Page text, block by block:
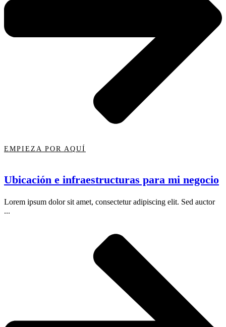
EMPIEZA POR AQUÍ
Ubicación e infraestructuras para mi negocio
Lorem ipsum dolor sit amet, consectetur adipiscing elit. Sed auctor
...